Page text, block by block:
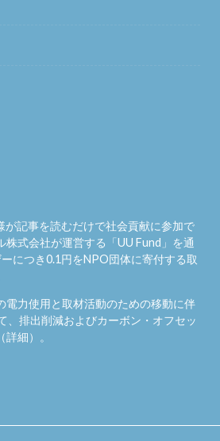
が記事を読むだけで社会貢献に参加で
株式会社が運営する「UU Fund 」を通
につき0.1円をNPO団体に寄付する取
電力使用と取材活動のための移動に伴
、排出削減およびカーボン・オフセッ
詳細）。